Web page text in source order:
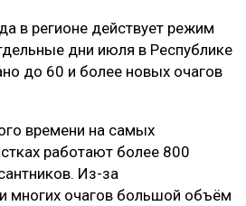
в регионе действует режим
дни июля в Республике
до 60 и более новых очагов
времени на самых
работают более 800
Из-за
многих очагов большой объём